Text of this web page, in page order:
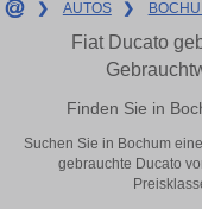
❯ AUTOS ❯
Fiat Ducato
Finden Sie in
Suchen Sie in Bochum
gebrauchte Ducato